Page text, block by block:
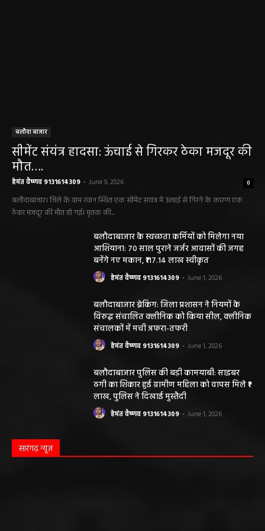
बलौदा बाजार
सीमेंट संयंत्र हादसा: ऊंचाई से गिरकर ठेका मजदूर की
मौत….
हेमंत वैष्णव 9131614309 - June 9, 2026 0
बलौदाबाजार। जिले के ग्राम रवान स्थित एक सीमेंट संयंत्र में ऊंचाई से गिरने के कारण एक
ठेका मजदूर की मौत हो गई। मृतक की...
बलौदाबाजार के स्वच्छता कर्मियों को मिलेगा नया
आशियाना: 70 साल पुराने जर्जर आवासों की जगह
बनेंगे नए मकान, ₹117.14 लाख स्वीकृत
हेमंत वैष्णव 9131614309 - June 1, 2026
बलौदाबाजार ब्रेकिंग: जिला प्रशासन ने नियमों के
विरुद्ध संचालित क्लीनिक को किया सील, क्लीनिक
संचालकों में मची अफरा-तफरी
हेमंत वैष्णव 9131614309 - June 1, 2026
बलौदाबाजार पुलिस की बड़ी कामयाबी: साइबर
ठगी का शिकार हुई ग्रामीण महिला को वापस मिले ₹1
लाख, पुलिस ने दिखाई मुस्तैदी
हेमंत वैष्णव 9131614309 - June 1, 2026
सारंगढ़ न्यूज़